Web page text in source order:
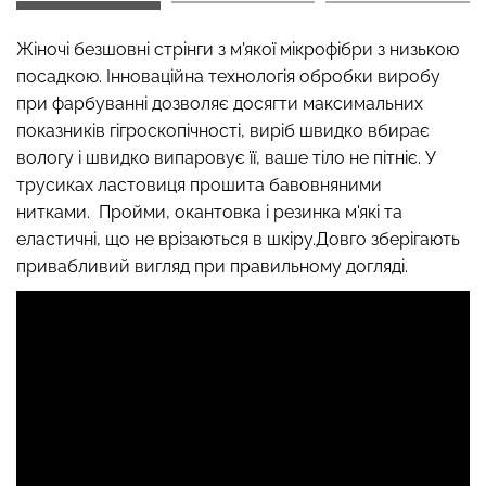
Жіночі безшовні стрінги з м'якої мікрофібри з низькою
посадкою. Інноваційна технологія обробки виробу
при фарбуванні дозволяє досягти максимальних
показників гігроскопічності, виріб швидко вбирає
вологу і швидко випаровує її, ваше тіло не пітніє. У
трусиках ластовиця прошита бавовняними
нитками. Пройми, окантовка і резинка м'які та
еластичні, що не врізаються в шкіру.Довго зберігають
привабливий вигляд при правильному догляді.
Безшовні стрінги STRING
BRIEFS (чорний) Giulia
179 грн.299 грн.
Топ на бретелях в рубчик
CAMI TOP RIB black
(чорний) Giulia
299 грн.499 грн.